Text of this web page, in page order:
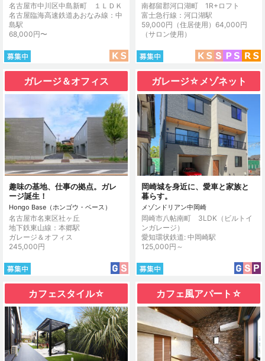
名古屋市中川区中島新町 １ＬＤＫ
名古屋臨海高速鉄道あおなみ線：中
島駅
68,000円〜
南都留郡河口湖町 1R+ロフト
富士急行線：河口湖駅
59,000円（住居使用）64,000円
（サロン使用）
ガレージ＆オフィス
趣味の基地、仕事の拠点。ガレ
ージ誕生！
Hongo Base（ホンゴウ・ベース）
名古屋市名東区社ヶ丘
地下鉄東山線：本郷駅
ガレージ＆オフィス
245,000円
ガレージ☆メゾネット
岡崎城を身近に、愛車と家族と
暮らす。
メゾンドリアン中岡崎
岡崎市八帖南町 3LDK（ビルトイ
ンガレージ）
愛知環状鉄道: 中岡崎駅
125,000円～
カフェスタイル☆ カフェ風アパート☆